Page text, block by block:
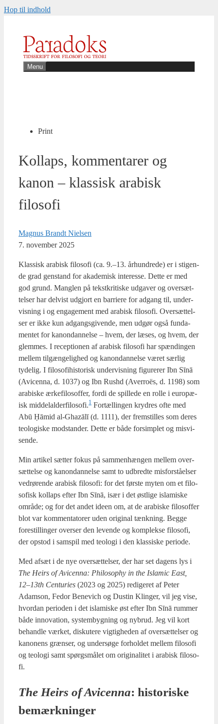
Hop til indhold
Menu
Print
Kollaps, kommentarer og
kanon – klassisk arabisk
filosofi
Magnus Brandt Nielsen
7. november 2025
Klas­sisk ara­bi­sk filo­so­fi (ca. 9.–13. århund­re­de) er i sti­gen­
de grad gen­stand for aka­de­misk inte­res­se. Det­te er med
god grund. Mang­len på tekst­kri­ti­ske udga­ver og over­sæt­
tel­ser har del­vist udgjort en bar­ri­e­re for adgang til, under­
vis­ning i og enga­ge­ment med ara­bi­sk filo­so­fi. Over­sæt­tel­
ser er ikke kun adgangs­gi­ven­de, men udgør også fun­da­
men­tet for kanon­dan­nel­se – hvem, der læses, og hvem, der
glem­mes. I recep­tio­nen af ara­bi­sk filo­so­fi har spæn­din­gen
mel­lem til­gæn­ge­lig­hed og kanon­dan­nel­se været sær­lig
tyde­lig. I filo­so­fi­hi­sto­risk under­vis­ning figu­re­rer Ibn Sīnā
(Avi­cen­na, d. 1037) og Ibn Rus­hd (Aver­roës, d. 1198) som
ara­bi­ske ærke­fi­lo­sof­fer, for­di de spil­le­de en rol­le i euro­pæ­
isk middelalderfilosofi.1 For­tæl­lin­gen kry­dres ofte med
Abū Ḥāmid al-Gha­zālī (d. 1111), der frem­stil­les som deres
teo­lo­gi­ske mod­stan­der. Det­te er både for­sim­plet og mis­vi­
sen­de.
Min arti­kel sæt­ter fokus på sam­men­hæn­gen mel­lem over­
sæt­tel­se og kanon­dan­nel­se samt to udbred­te mis­for­stå­el­ser
ved­rø­ren­de ara­bi­sk filo­so­fi: for det før­ste myten om et filo­
so­fisk kol­laps efter Ibn Sīnā, især i det øst­li­ge isla­mi­ske
områ­de; og for det andet ide­en om, at de ara­bi­ske filo­sof­fer
blot var kom­men­ta­to­rer uden ori­gi­nal tænk­ning. Beg­ge
fore­stil­lin­ger over­ser den leven­de og kom­plek­se filo­so­fi,
der opstod i sam­spil med teo­lo­gi i den klas­si­ske peri­o­de.
Med afsæt i de nye over­sæt­tel­ser, der har set dagens lys i
The Heirs of Avi­cen­na: Phi­los­op­hy in the Isla­mic East,
12–13th Cen­turi­es (2023 og 2025) redi­ge­ret af Peter
Adam­son, Fedor Bene­vich og Dustin Klin­ger, vil jeg vise,
hvor­dan peri­o­den i det isla­mi­ske øst efter Ibn Sīnā rum­mer
både innova­tion, system­byg­ning og nybrud. Jeg vil kort
behand­le vær­ket, dis­ku­te­re vig­tig­he­den af over­sæt­tel­ser og
kano­nens græn­ser, og under­sø­ge for­hol­det mel­lem filo­so­fi
og teo­lo­gi samt spørgs­må­let om ori­gi­na­li­tet i ara­bi­sk filo­so­
fi.
The Heirs of Avi­cen­na: histo­ri­ske
bemærk­nin­ger